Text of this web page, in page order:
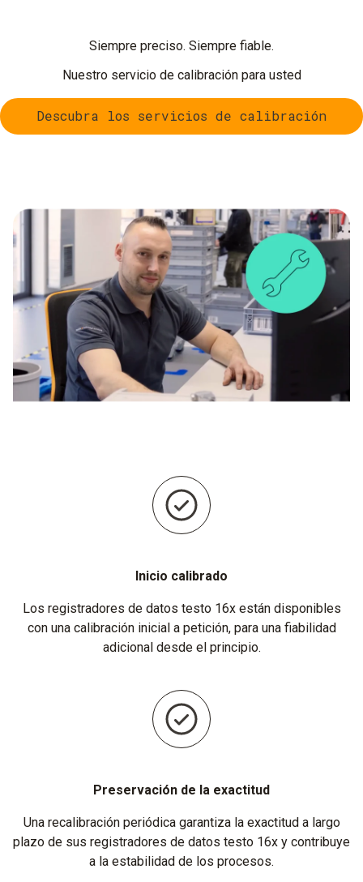
Siempre preciso. Siempre fiable.
Nuestro servicio de calibración para usted
Descubra los servicios de calibración
Inicio calibrado
Los registradores de datos testo 16x están disponibles
con una calibración inicial a petición, para una fiabilidad
adicional desde el principio.
Preservación de la exactitud
Una recalibración periódica garantiza la exactitud a largo
plazo de sus registradores de datos testo 16x y contribuye
a la estabilidad de los procesos.